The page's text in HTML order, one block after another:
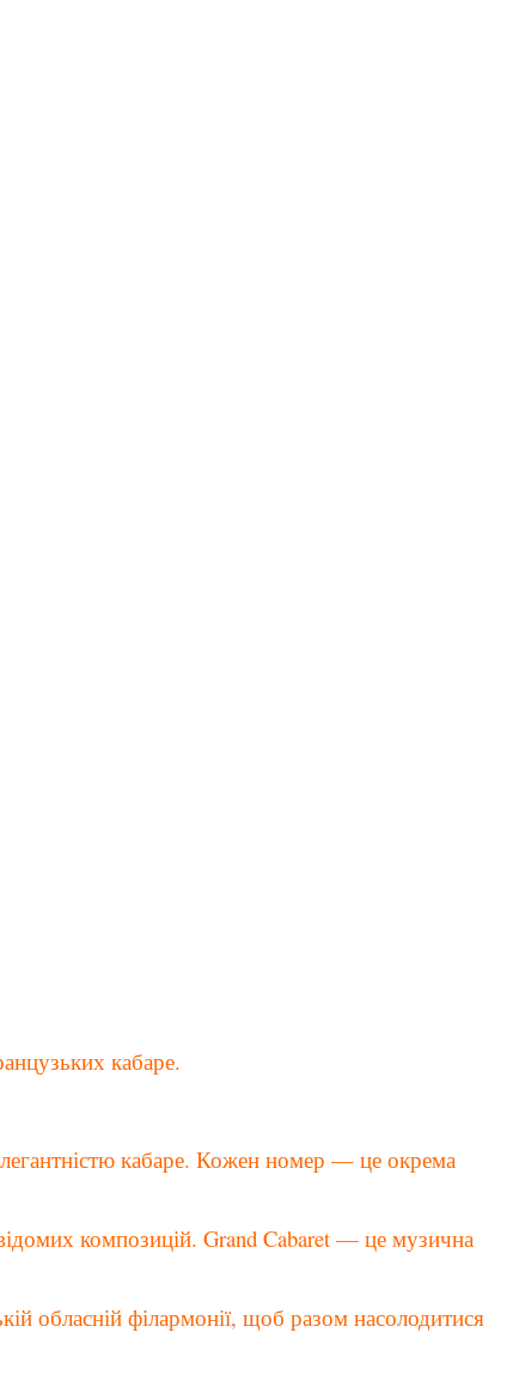
кабаре.
кабаре. Кожен номер — це окрема
композицій. Grand Cabaret — це музична
обласній філармонії, щоб разом насолодитися